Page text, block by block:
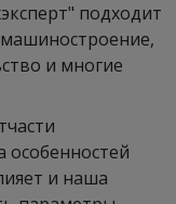
подходит
и многие
особенностей
и наша